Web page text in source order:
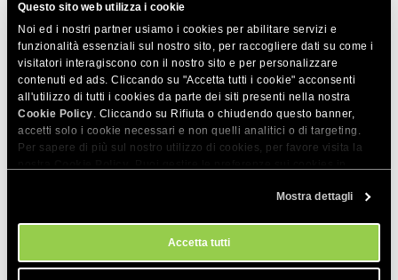
Questo sito web utilizza i cookie
Noi ed i nostri partner usiamo i cookies per abilitare servizi e
funzionalità essenziali sul nostro sito, per raccogliere dati su come i
visitatori interagiscono con il nostro sito e per personalizzare
contenuti ed ads. Cliccando su "Accetta tutti i cookie" acconsenti
all'utilizzo di tutti i cookies da parte dei siti presenti nella nostra
Cookie Policy. Cliccando su Rifiuta o chiudendo questo banner,
accetti solo i cookie necessari e non quelli analitici o di targeting.
Per sapere di più sul nostro utilizzo di cookies, per favore visita la
Mostra dettagli
Accetta tutti
Si consiglia di impostare la “grandezza quota” a 500Mb e
“conteggio quota” a 7. In questo modo, quando si desidera
creare un nuovo backup, i backup più vecchi verranno
eliminati se la dimensione complessiva dei backup supera
500Mb o se ci sono 7 Backup precedenti.
CONDIVIDI QUESTO ARTICOLO